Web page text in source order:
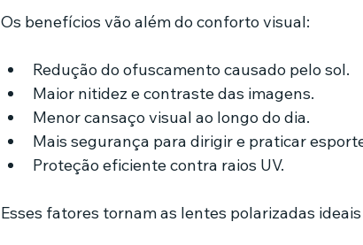
Os benefícios vão além do conforto visual:
Redução do ofuscamento causado pelo sol.
Maior nitidez e contraste das imagens.
Menor cansaço visual ao longo do dia.
Mais segurança para dirigir e praticar
Proteção eficiente contra raios UV.
Esses fatores tornam as lentes polarizadas